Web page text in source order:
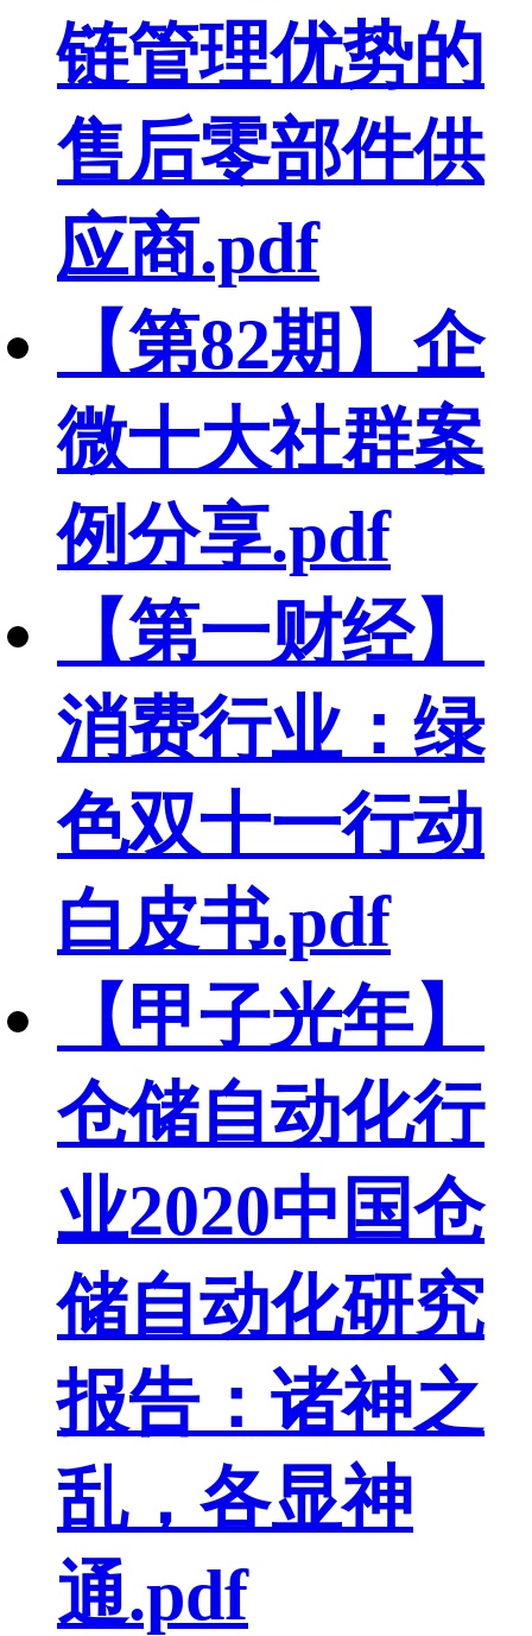
链管理优势的
售后零部件供
应商.pdf
【第82期】企
微十大社群案
例分享.pdf
【第一财经】
消费行业：绿
色双十一行动
白皮书.pdf
【甲子光年】
仓储自动化行
业2020中国仓
储自动化研究
报告：诸神之
乱，各显神
通.pdf